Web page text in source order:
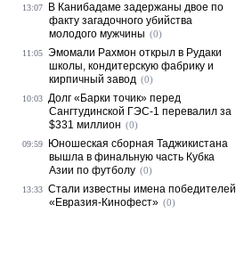
13:07
В Канибадаме задержаны двое по
факту загадочного убийства
молодого мужчины (0)
11:05 Эмомали Рахмон открыл в Рудаки
школы, кондитерскую фабрику и
кирпичный завод (0)
10:03 Долг «Барки точик» перед
Сангтудинской ГЭС-1 перевалил за
$331 миллион (0)
09:59
Юношеская сборная Таджикистана
вышла в финальную часть Кубка
Азии по футболу (0)
13:33 Стали известны имена победителей
«Евразия-Кинофест» (0)